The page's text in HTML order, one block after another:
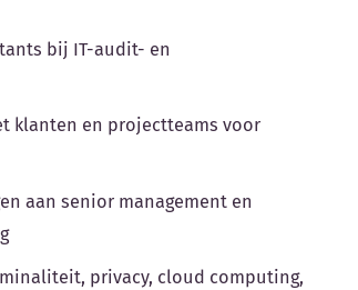
bij IT-audit- en
klanten en projectteams voor
aan senior management en
privacy, cloud computing,